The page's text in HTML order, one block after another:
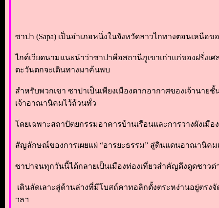
ซาปา (Sapa) เป็นอำเภอหนึ่งในจังหวัดลาวไกทางตอนเหนื
ไกด์เวียดนามแนะนำว่าซาปาคือสถานีภูเขาเก่าแก่ของฝรั่ง
ตะวันตกจะเดินทางมาค้นพบ
สำหรับพวกเขา ซาปาเป็นเพียงเมืองตากอากาศของเจ้านา
เจ้าอาณานิคมไว้ถ้วนทั่ว
โดยเฉพาะสถาปัตยกรรมอาคารบ้านเรือนและการวางผังเมื
สัญลักษณ์ของการเผยแผ่ “อารยะธรรม” สู่ดินแดนอาณานิค
ซาปาจนทุกวันนี้ได้กลายเป็นเมืองท่องเที่ยวสำคัญดึงดูดชาวต่
เดินลัดเลาะสู่ด้านล่างที่มีโบสถ์คาทอลิกตั้งตระหง่านอยู่ตรง
ฯลฯ